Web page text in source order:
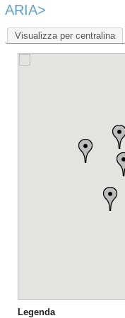
ARIA>
Visualizza per centralina
Legenda